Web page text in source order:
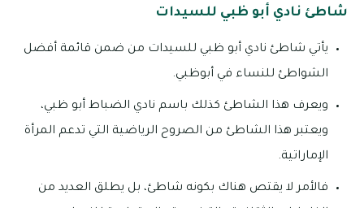
شاطئ نادي أبو ظبي للسيدات
يأتي شاطئ نادي أبو ظبي للسيدات من ضمن قائمة أفضل
الشواطئ للنساء في أبوظبي.
ويعرف هذا الشاطئ كذلك باسم نادي الضباط أبو ظبي،
ويعتبر هذا الشاطئ من الصروح الرياضية التي تدعم المرأة
الإماراتية.
فالأمر لا يقتص هناك بكونه شاطئ، بل يطلق العديد من